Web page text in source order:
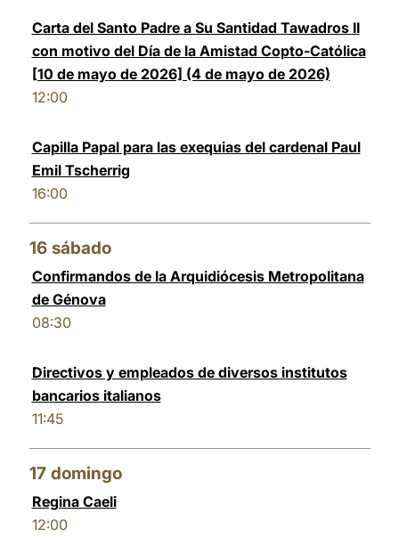
Carta del Santo Padre a Su Santidad Tawadros II
con motivo del Día de la Amistad Copto-Católica
[10 de mayo de 2026] (4 de mayo de 2026)
12:00
Capilla Papal para las exequias del cardenal Paul
Emil Tscherrig
16:00
16 sábado
Confirmandos de la Arquidiócesis Metropolitana
de Génova
08:30
Directivos y empleados de diversos institutos
bancarios italianos
11:45
17 domingo
Regina Caeli
12:00